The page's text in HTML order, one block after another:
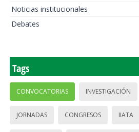
Noticias institucionales
Debates
Tags
CONVOCATORIAS INVESTIGACIÓN
JORNADAS CONGRESOS IIATA